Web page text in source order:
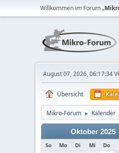
Willkommen im Forum „
August 07, 2026, 06:17:34
Übersicht
Mikro-Forum ► Kalender
Oktober 2025
So Mo Di Mi Do